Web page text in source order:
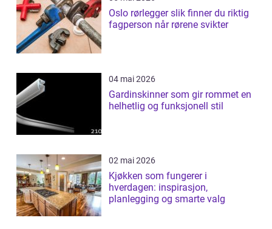
Oslo rørlegger slik finner du riktig
fagperson når rørene svikter
04 mai 2026
Gardinskinner som gir rommet en
helhetlig og funksjonell stil
02 mai 2026
Kjøkken som fungerer i
hverdagen: inspirasjon,
planlegging og smarte valg